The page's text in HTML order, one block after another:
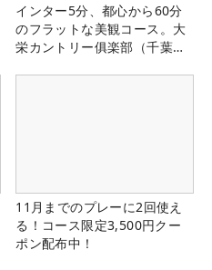
インター5分、都心から60分
のフラットな美観コース。大
栄カントリー俱楽部（千葉
11月までのプレーに2回使え
る！コース限定3,500円クー
ポン配布中！